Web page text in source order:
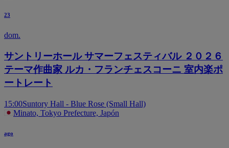
23
dom.
サントリーホール サマーフェスティバル ２０２６
テーマ作曲家 ルカ・フランチェスコーニ 室内楽ポ
ートレート
15:00Suntory Hall - Blue Rose (Small Hall)
Minato, Tokyo Prefecture, Japón
ago